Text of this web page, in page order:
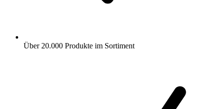
Über 20.000 Produkte im Sortiment